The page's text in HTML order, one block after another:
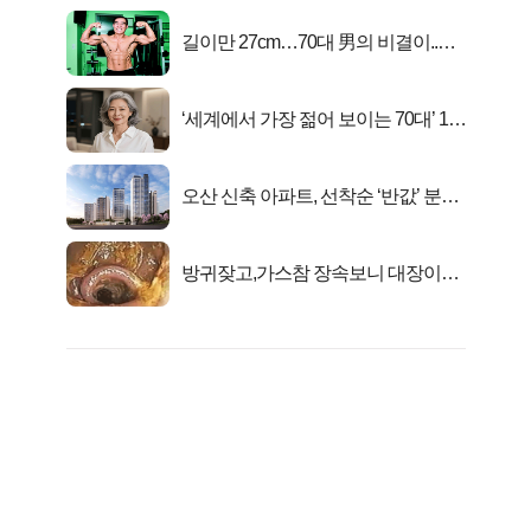
길이만 27cm…70대 男의 비결이..충
‘세계에서 가장 젊어 보이는 70대’ 1위
오산 신축 아파트, 선착순 ‘반값’ 분양
방귀잦고,가스참 장속보니 대장이아